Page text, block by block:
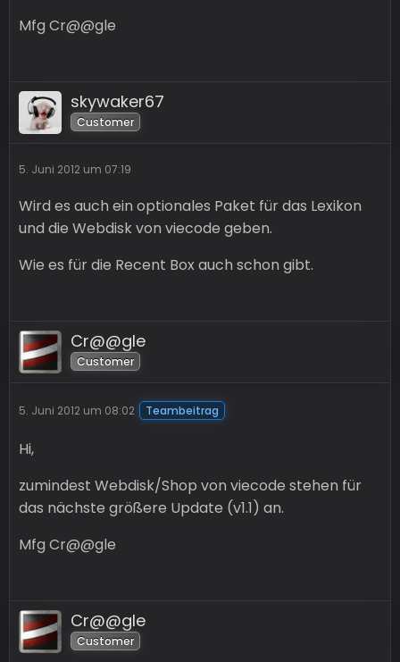
Mfg Cr@@gle
skywaker67
Customer
5. Juni 2012 um 07:19
Wird es auch ein optionales Paket für das Lexikon
und die Webdisk von viecode geben.
Wie es für die Recent Box auch schon gibt.
Cr@@gle
Customer
5. Juni 2012 um 08:02 Teambeitrag
Hi,
zumindest Webdisk/Shop von viecode stehen für
das nächste größere Update (v1.1) an.
Mfg Cr@@gle
Cr@@gle
Customer